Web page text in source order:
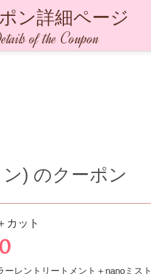
ン詳細ページ
of the Coupon
) のクーポン
カット
レントリートメント＋nanoミスト